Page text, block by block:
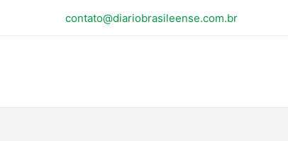
contato@diariobrasileense.com.br